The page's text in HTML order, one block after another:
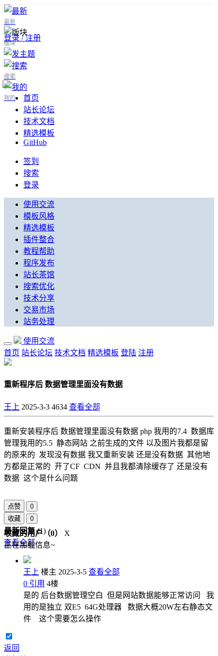
最新
版块
搜索
我的
登录 / 注册
首页
站长论坛
技术文档
精选模板
GitHub
签到
搜索
登录
使用交流
模板风格
精选模板
插件整合
教程帮助
程序发布
站长茶馆
搜索优化
技术分享
交易市场
站务处理
使用交流
首页 站长论坛 技术文档 精选模板 登陆 注册
重新程序后 数据管理里面没有数据
王上 2025-3-3 4634 查看全部
重新安装程序后 数据管理里面没有数据 php 我用的7.4 数据库
管理我用的5.5 静态网站 之前生成的文件 以及图片我都是留
的原来的 发现没有数据 我又重新安装 还是没有数据 其他地
方都是正常的 开了CF CDN 并且我都清除缓存了 还是没有
数据 这个是什么问题
点赞
0
收藏
0
收藏的用户（0）
X
正在加载信息~
最新回复(1)
查看全部
王上 楼主 2025-3-5 查看全部
0 引用 4楼
是的 后台数据管理空白 但是网站数据能够正常访问 我
用的是独立 双E5 64G处理器 数据大概20W左右静态文
件 这个需要怎么操作
返回